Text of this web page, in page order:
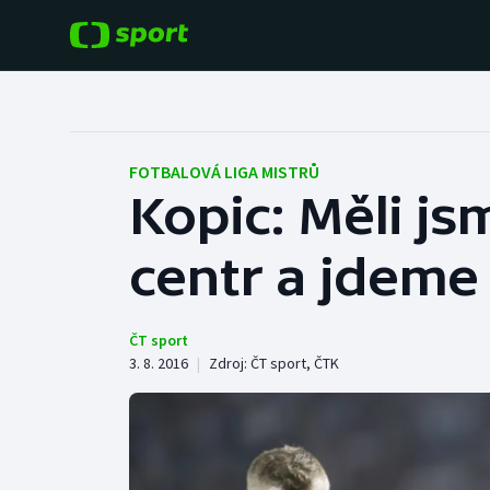
Hokej
Tenis
Cyklistika
Baseball a softbal
Basketbal
Boby a skeleton
FOTBALOVÁ LIGA MISTRŮ
Kopic: Měli
centr a jdeme
ČT sport
3. 8. 2016 | Zdroj: ČT sport, ČTK